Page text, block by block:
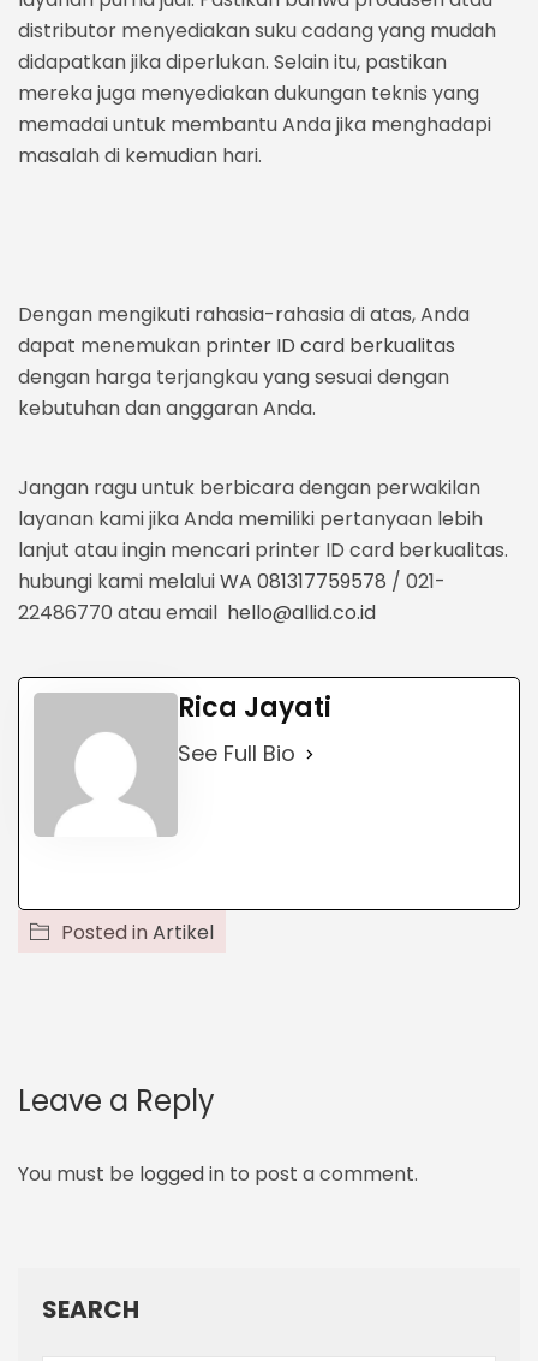
distributor menyediakan suku cadang yang mudah
didapatkan jika diperlukan. Selain itu, pastikan
mereka juga menyediakan dukungan teknis yang
memadai untuk membantu Anda jika menghadapi
masalah di kemudian hari.
Dengan mengikuti rahasia-rahasia di atas, Anda
dapat menemukan printer ID card berkualitas
dengan harga terjangkau yang sesuai dengan
kebutuhan dan anggaran Anda.
Jangan ragu untuk berbicara dengan perwakilan
layanan kami jika Anda memiliki pertanyaan lebih
lanjut atau ingin mencari printer ID card berkualitas.
hubungi kami melaluiWA 081317759578 / 021-
22486770 atau email hello@allid.co.id
Rica Jayati
See Full Bio
Posted in Artikel
Leave a Reply
You must be logged in to post a comment.
SEARCH